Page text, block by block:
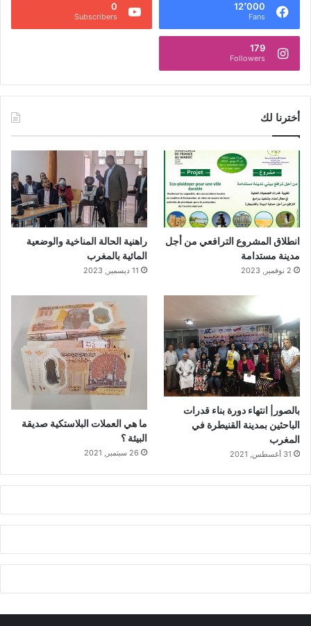
12٬000
Fans
0
Subscribers
179
Followers
أخترنا لك
انطلاق المشروع الترافعي من أجل
مدينة مستدامة
2 نوفمبر, 2023
راهنية الحالة المناخية والوضعية
المائية بالمغرب
11 ديسمبر, 2023
بالصور| انتهاء دورة بناء قدرات
الباحثين بمدينة القنيطرة في
المغرب
31 أغسطس, 2021
ما هي العملات البلاستكية صديقة
البيئة ؟
26 سبتمبر, 2021